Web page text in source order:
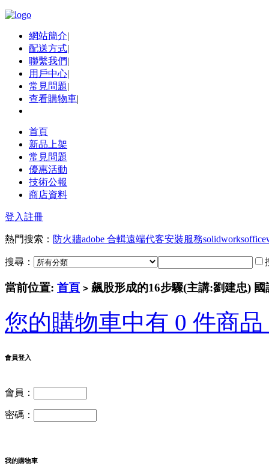
網站簡介|
配送方式|
聯繫我們|
用戶中心|
常見問題|
查看購物車|
首頁
新品上架
常見問題
優惠活動
技術公報
商店資料
登入註冊
熱門搜索： 防火牆adobe 合輯遠端代客安裝服務solidworksoffice
搜尋：
當前位置: 首頁 > 飆股形成的16步驟(主講:劉建忠)
您的購物車中有 0 件商
會員登入
會員：
密碼：
我的購物車